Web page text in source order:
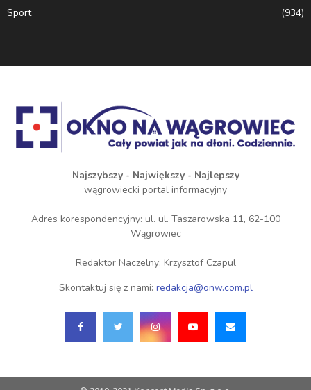
Sport
(934)
Najszybszy - Największy - Najlepszy
wągrowiecki portal informacyjny
Adres korespondencyjny: ul. ul. Taszarowska 11, 62-100
Wągrowiec
Redaktor Naczelny: Krzysztof Czapul
Skontaktuj się z nami: redakcja@onw.com.pl